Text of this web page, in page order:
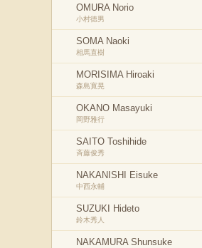
OMURA Norio
小村徳男
SOMA Naoki
相馬直樹
MORISIMA Hiroaki
森島寛晃
OKANO Masayuki
岡野雅行
SAITO Toshihide
斉藤俊秀
NAKANISHI Eisuke
中西永輔
SUZUKI Hideto
鈴木秀人
NAKAMURA Shunsuke